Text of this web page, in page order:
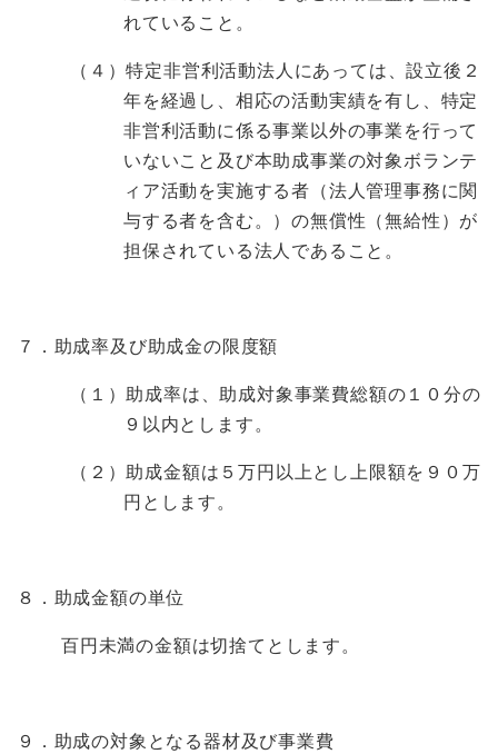
れていること。
（４）特定非営利活動法人にあっては、設立後２
年を経過し、相応の活動実績を有し、特定
非営利活動に係る事業以外の事業を行って
いないこと及び本助成事業の対象ボランテ
ィア活動を実施する者（法人管理事務に関
与する者を含む。）の無償性（無給性）が
担保されている法人であること。
７． 助成率及び助成金の限度額
（１）助成率は、助成対象事業費総額の１０分の
９以内とします。
（２）助成金額は５万円以上とし上限額を９０万
円とします。
８． 助成金額の単位
百円未満の金額は切捨てとします。
９．助成の対象となる器材及び事業費